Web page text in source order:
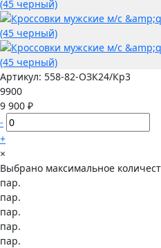
Артикул: 558-82-ОЗК24/Кр3
9900
9 900 ₽
-
+
×
Выбрано максимальное
пар.
пар.
пар.
пар.
пар.